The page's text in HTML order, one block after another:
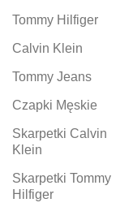
Tommy Hilfiger
Calvin Klein
Tommy Jeans
Czapki Męskie
Skarpetki Calvin
Klein
Skarpetki Tommy
Hilfiger